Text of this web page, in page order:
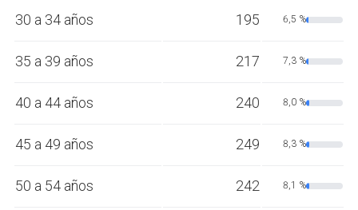
30 a 34 años 195 6,5 %
35 a 39 años 217 7,3 %
40 a 44 años 240 8,0 %
45 a 49 años 249 8,3 %
50 a 54 años 242 8,1 %